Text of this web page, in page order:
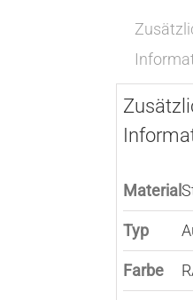
Material
Typ
Farbe